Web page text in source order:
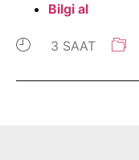
Bilgi al
3 SAAT